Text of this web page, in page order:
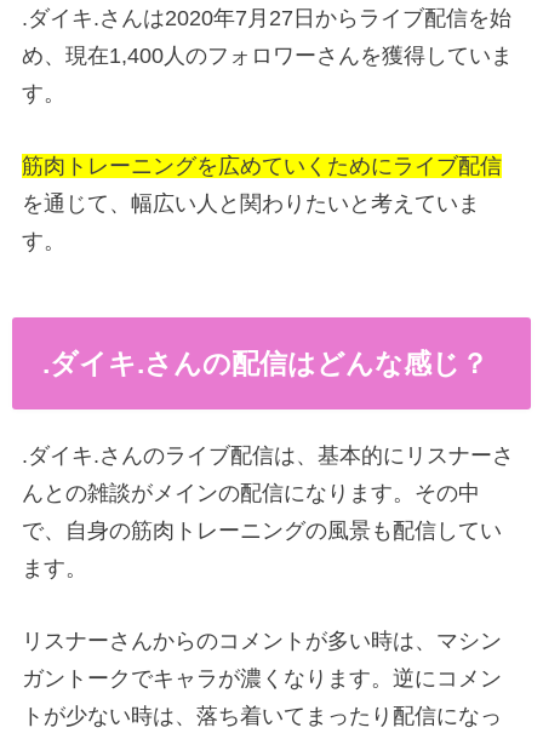
.ダイキ.さんは2020年7月27日からライブ配信を始
め、現在1,400人のフォロワーさんを獲得していま
す。
筋肉トレーニングを広めていくためにライブ配信
を通じて、幅広い人と関わりたいと考えていま
す。
.ダイキ.さんの配信はどんな感じ？
.ダイキ.さんのライブ配信は、基本的にリスナーさ
んとの雑談がメインの配信になります。その中
で、自身の筋肉トレーニングの風景も配信してい
ます。
リスナーさんからのコメントが多い時は、マシン
ガントークでキャラが濃くなります。逆にコメン
トが少ない時は、落ち着いてまったり配信になっ